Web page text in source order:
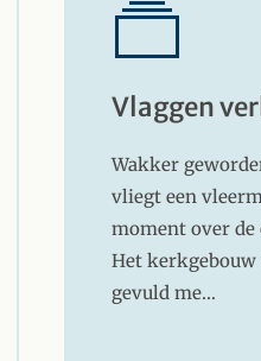
Vlaggen
Wakker
vliegt een
moment over
Het kerkgebouw
gevuld me…